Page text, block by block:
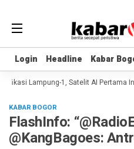
Login Headline Kabar
Login Headline Kabar
Lampung-1, Satelit AI Pertama
KABAR BOGOR
FlashInfo:
@KangBagoes: